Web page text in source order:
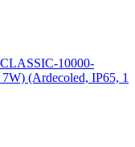
10000-
(Ardecoled, IP65, 1